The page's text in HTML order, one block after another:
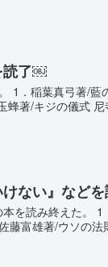
読了￼
1．稲葉真弓著/藍
著/キジの儀式
けない』など
を読み終えた。
藤富雄著/ウソの